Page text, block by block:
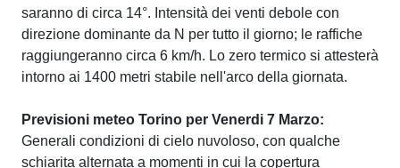
saranno di circa 14°. Intensità dei venti debole con
direzione dominante da N per tutto il giorno; le raffiche
raggiungeranno circa 6 km/h. Lo zero termico si attesterà
intorno ai 1400 metri stabile nell'arco della giornata.
Previsioni meteo Torino per Venerdi 7 Marzo:
Generali condizioni di cielo nuvoloso, con qualche
schiarita alternata a momenti in cui la copertura